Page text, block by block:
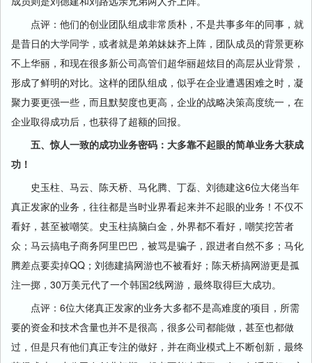
点评：他们的创业团队组成非常质朴，不是共事多年的同事，就
是昔日的大学同学，或者就是弟弟妹妹齐上阵，团队成员的背景更称
不上华丽，和现在很多新公司高管们超华丽超炫目的高层从业背景，
形成了鲜明的对比。这样的团队组成，似乎在企业遭遇困难之时，凝
聚力要更强一些，而且默契度也更高，企业的战略决策高度统一，在
企业取得成功后，也获得了超额的回报。
五、惊人一致的成功业务密码：大多靠不起眼的简单业务大获成
功！
史玉柱、马云、陈天桥、马化腾、丁磊、刘德建这6位大佬当年
真正发家的业务，往往都是当时业界看起来并不起眼的业务！不仅不
看好，甚至被嘲笑。史玉柱搞脑白金，外界都不看好，嘲笑挖苦者
众；马云搞电子商务阿里巴巴，被骂是骗子，跟进者自然不多；马化
腾差点要卖掉QQ；刘德建搞网游也不被看好；陈天桥搞网游更是孤
注一掷，30万美元代了一个韩国2线网游，最终取得巨大成功。
点评：6位大佬真正发家的业务大多都不是高难度的项目，所需
要的资金和技术含量也并不是很高，很多公司都能做，甚至也都做
过，但是只有他们真正专注的做好，并在商业模式上不断创新，最终